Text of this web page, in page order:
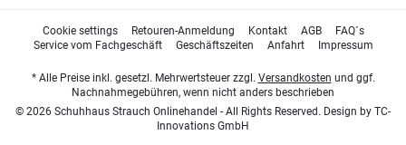
Cookie settings Retouren-Anmeldung Kontakt AGB
FAQ´s
Service vom Fachgeschäft
Geschäftszeiten Anfahrt Impressum
* Alle Preise inkl. gesetzl. Mehrwertsteuer zzgl. Versandkosten und ggf.
Nachnahmegebühren, wenn nicht anders beschrieben
© 2026 Schuhhaus Strauch Onlinehandel - All Rights Reserved. Design by TC-
Innovations GmbH